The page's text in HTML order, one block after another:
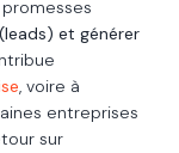
et générer
, voire à
entreprises
sur